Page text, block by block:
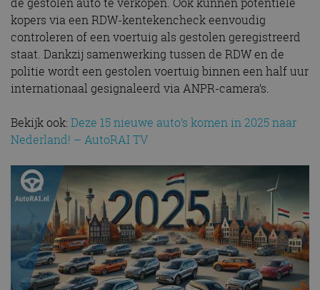
kopers via een RDW-kentekencheck eenvoudig
controleren of een voertuig als gestolen geregistreerd
staat. Dankzij samenwerking tussen de RDW en de
politie wordt een gestolen voertuig binnen een half uur
internationaal gesignaleerd via ANPR-camera’s.
Bekijk ook: Deze 15 nieuwe auto’s komen in 2025 naar
Nederland! – AutoRAI TV